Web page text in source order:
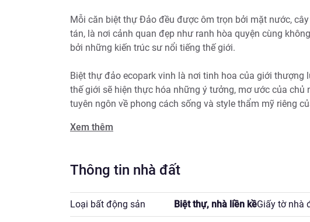
Mỗi căn biệt thự Đảo đều được ôm trọn bởi mặt nước,
tán, là nơi cảnh quan đẹp như ranh hòa quyện cùng
bởi những kiến trúc sư nổi tiếng thế giới.
Biệt thự đảo ecopark vinh là nơi tinh hoa của giới thượng
thế giới sẽ hiện thực hóa những ý tưởng, mơ ước của
tuyên ngôn về phong cách sống và style thẩm mỹ riêng
Biệt thự song lập.
BTĐL Park Villas: Từ 17.9 - 22.9 tỷ.
BTĐL Riverwalk Villas: Từ 20.9 - 29.9 tỷ.
Xem thêm
Thông tin nhà đất
Loại bất động sản Biệt thự, nhà liền kềGiấy tờ nhà